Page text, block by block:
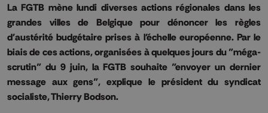
La FGTB mène lundi diverses actions régionales dans les
grandes villes de Belgique pour dénoncer les règles
d'austérité budgétaire prises à l'échelle européenne. Par le
biais de ces actions, organisées à quelques jours du "méga-
scrutin" du 9 juin, la FGTB souhaite "envoyer un dernier
message aux gens", explique le président du syndicat
socialiste, Thierry Bodson.